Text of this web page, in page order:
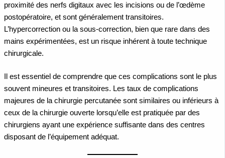
proximité des nerfs digitaux avec les incisions ou de l’œdème
postopératoire, et sont généralement transitoires.
L’hypercorrection ou la sous-correction, bien que rare dans des
mains expérimentées, est un risque inhérent à toute technique
chirurgicale.
Il est essentiel de comprendre que ces complications sont le plus
souvent mineures et transitoires. Les taux de complications
majeures de la chirurgie percutanée sont similaires ou inférieurs à
ceux de la chirurgie ouverte lorsqu’elle est pratiquée par des
chirurgiens ayant une expérience suffisante dans des centres
disposant de l’équipement adéquat.